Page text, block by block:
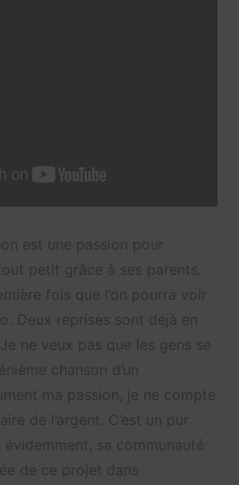
est une passion pour
petit grâce à ses parents.
fois que l’on pourra voir
Deux reprises sont déjà en
ne veux pas que les gens se
chanson d’un
ma passion, je ne compte
de l’argent. C’est un pur
sa communauté
de ce projet dans